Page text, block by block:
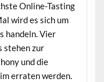
Online-Tasting
wird es sich um
handeln. Vier
stehen zur
und die
erraten werden.